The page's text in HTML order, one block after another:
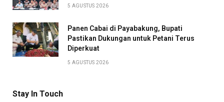
5 AGUSTUS 2026
Panen Cabai di Payabakung, Bupati
Pastikan Dukungan untuk Petani Terus
Diperkuat
5 AGUSTUS 2026
Stay In Touch